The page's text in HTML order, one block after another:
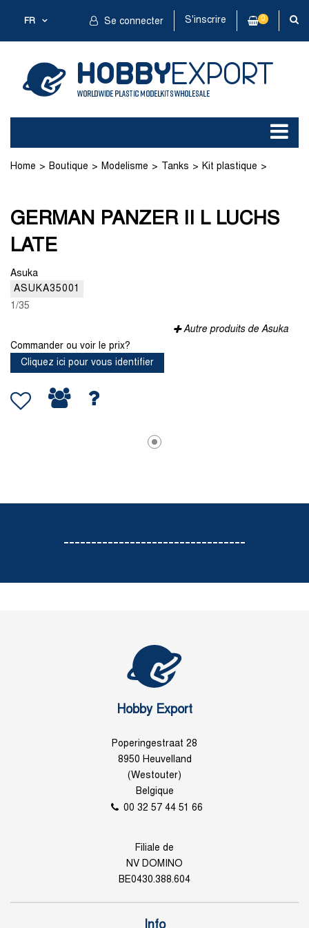
FR Se connecter S'inscrire 0
Home Boutique Modelisme Tanks Kit plastique
GERMAN PANZER II L LUCHS
LATE
Asuka
ASUKA35001
1/35
Autre produits de Asuka
Commander ou voir le prix?
Cliquez ici pour vous identifier
---------------------------------
Hobby Export
Poperingestraat 28
8950 Heuvelland
(Westouter)
Belgique
00 32 57 44 51 66
Filiale de
NV DOMINO
BE0430.388.604